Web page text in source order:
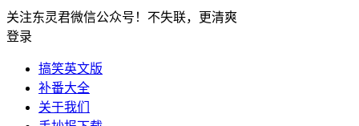
关注东灵君微信公众号！不失联，更清爽
登录
搞笑英文版
补番大全
关于我们